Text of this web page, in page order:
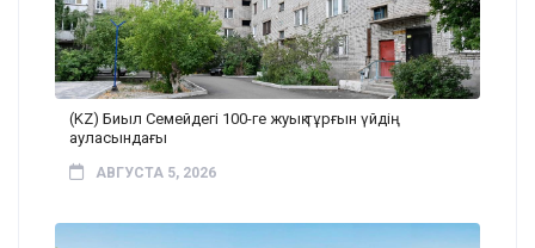
(KZ) Биыл Семейдегі 100-ге жуық тұрғын үйдің
ауласындағы
АВГУСТА 5, 2026